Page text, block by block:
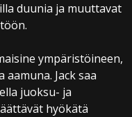
duunia ja muuttavat
ympäristöineen,
Jack saa
juoksu- ja
hyökätä